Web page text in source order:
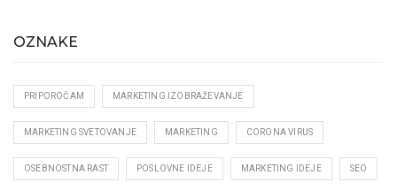
OZNAKE
PRIPOROČAM MARKETING IZOBRAŽEVANJE
MARKETING SVETOVANJE MARKETING CORONA VIRUS
OSEBNOSTNA RAST POSLOVNE IDEJE MARKETING IDEJE SEO